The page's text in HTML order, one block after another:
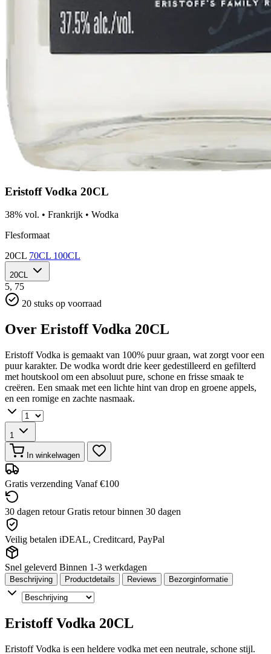
Eristoff Vodka 20CL
38% vol. • Frankrijk • Wodka
Flesformaat
20CL 70CL 100CL
20CL
5, 75
20 stuks op voorraad
Over Eristoff Vodka 20CL
Eristoff Vodka is gemaakt van 100% puur graan, wat zorgt voor een
puur karakter. De wodka wordt drie keer gedestilleerd en gefilterd
met houtskool om een absoluut pure, schone en frisse smaak te
creëren. Een smaak met een lichte hint van drop en groene appels,
en een romige en zachte nasmaak.
1
In winkelwagen
Gratis verzending Vanaf €100
30 dagen retour Gratis retour binnen 30 dagen
Veilig betalen iDEAL, Creditcard, PayPal
Snel geleverd Binnen 1-3 werkdagen
Beschrijving Productdetails Reviews Bezorginformatie
Eristoff Vodka 20CL
Eristoff Vodka is een heldere vodka met een neutrale, schone stijl.